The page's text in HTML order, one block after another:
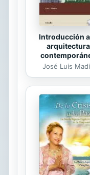
Introducción
arquitectura
José Luis